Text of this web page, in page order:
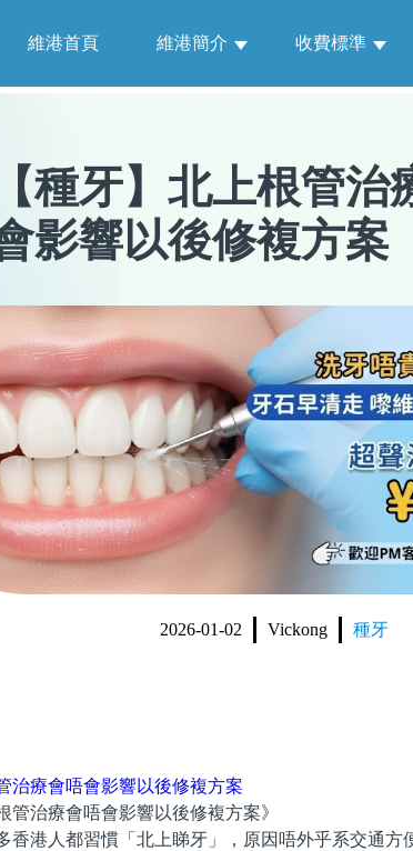
維港首頁 維港簡介 收費標準
【種牙】 北上根管治
影響以後修複方案
2026-01-02 Vickong 種牙
治療會唔會影響以後修複方案
治療會唔會影響以後修複方案》
港人都習慣「北上睇牙」，原因唔外乎系交通方